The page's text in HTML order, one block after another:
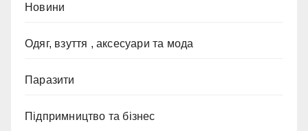
Новини
Одяг, взуття , аксесуари та мода
Паразити
Підпримництво та бізнес